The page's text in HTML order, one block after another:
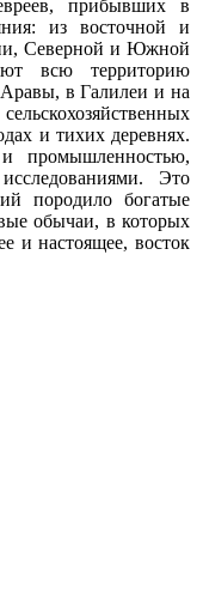
прибывших в
из восточной и
Северной и Южной
всю территорию
в Галилеи и на
и тихих деревнях.
промышленностью,
Это
породило богатые
обычаи, в которых
и настоящее, восток